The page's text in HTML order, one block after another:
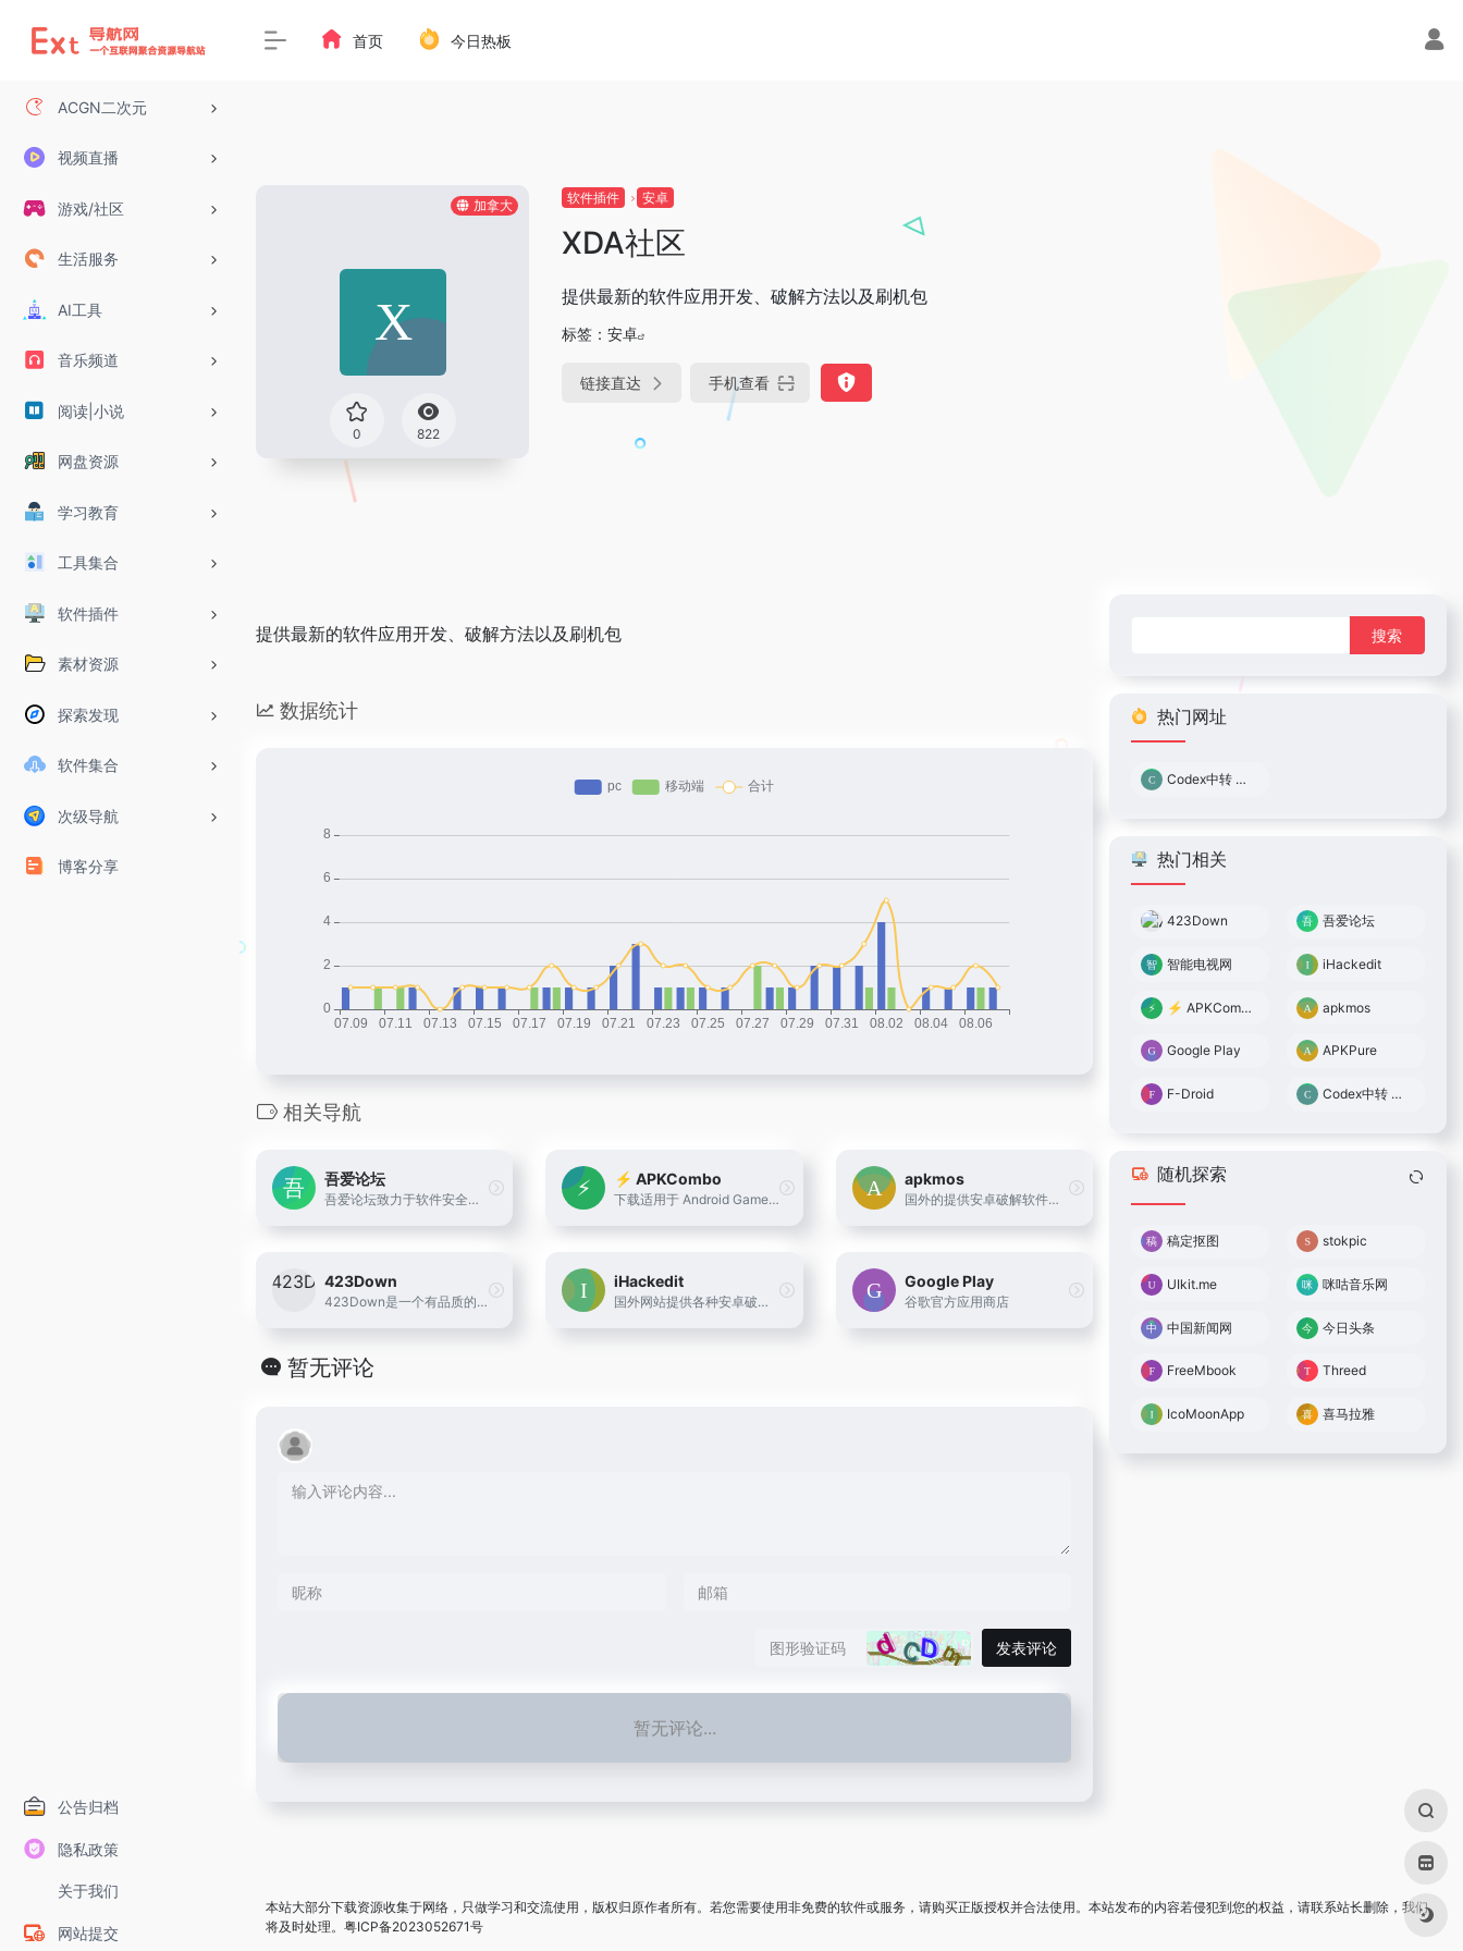
ACGN二次元
视频直播
游戏/社区
生活服务
AI工具
音乐频道
阅读|小说
网盘资源
学习教育
工具集合
软件插件
素材资源
探索发现
软件集合
次级导航
博客分享
公告归档
隐私政策
关于我们
网站提交
首页 今日热板
加拿大
0 822
软件插件 安卓
XDA社区
提供最新的软件应用开发、破解方法以及刷机包
标签： 安卓
链接直达 手机查看
提供最新的软件应用开发、破解方法以及刷机包
数据统计
相关导航
吾爱论坛
吾爱论坛致力于软件安全与病毒分析的前沿，丰富的技术版块交相辉映，由无数热衷于软件加密解密及反病毒爱好者共同维护
⚡ APKCombo
下载适用于 Android Game, Android App 的 APK - 最新版本, 旧版本, Android Tablet, Android Smart TV, Android Wear, armeabi-v7a, arm64-v8a, x86, x86_x64 - 免费
apkmos
国外的提供安卓破解软件游戏
423Down
423Down是一个有品质的软件分享下载站，主要搬运网上热门的电脑软件和安卓应用、以及提供zdBryan个人修改的去广告绿色破解软件。
iHackedit
国外网站提供各种安卓破解软件和IOS软件下载
Google Play
谷歌官方应用商店
暂无评论
发表评论
暂无评论...
热门网址
Codex中转 0.05倍率
热门相关
423Down 吾爱论坛
智能电视网 iHackedit
⚡ APKCombo apkmos
Google Play APKPure
F-Droid Codex中转 0.05倍率
随机探索
稿定抠图 stokpic
UIkit.me 咪咕音乐网
中国新闻网 今日头条
FreeMbook Threed
IcoMoonApp 喜马拉雅
本站大部分下载资源收集于网络，只做学习和交流使用，版权归原作者所有。若您需要使用非免费的软件或服务，请购买正版授权并合法使用。本站发布的内容若侵犯到您的权益，请联系站长删除，我们
将及时处理。 粤ICP备2023052671号